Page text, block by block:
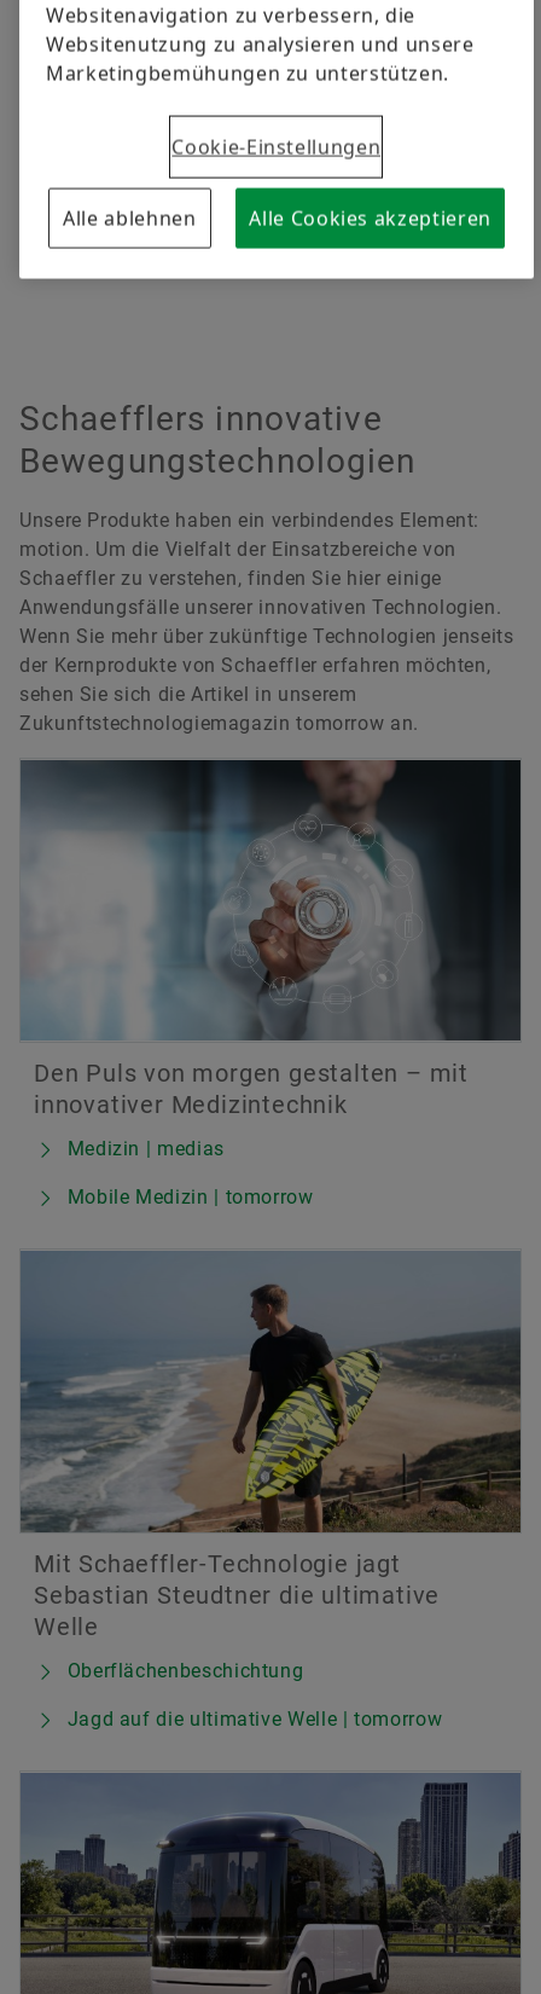
Die folgenden Inhalte sind aufgrund Ihrer
Datenschutzeinstellungen eingeschränkt.
Um die Inhalte zu sehen, aktivieren Sie einfach
hier die Funktionellen Cookies.
Funktionelle Cookies aktivieren
Durch die Aktivierung dieser Option werden die zuvor erteilten
datenschutzrechtlichen Einwilligungen aktualisiert.Lesen Sie
Schaefflers innovative
Bewegungstechnologien
Unsere Produkte haben ein verbindendes Element:
motion. Um die Vielfalt der Einsatzbereiche von
Schaeffler zu verstehen, finden Sie hier einige
Anwendungsfälle unserer innovativen Technologien.
Wenn Sie mehr über zukünftige Technologien jenseits
der Kernprodukte von Schaeffler erfahren möchten,
sehen Sie sich die Artikel in unserem
Zukunftstechnologiemagazin tomorrow an.
Den Puls von morgen gestalten – mit
innovativer Medizintechnik
Medizin | medias
Mobile Medizin | tomorrow
Mit Schaeffler-Technologie jagt
Sebastian Steudtner die ultimative
Welle
Oberflächenbeschichtung
Jagd auf die ultimative Welle | tomorrow
Websitenavigation zu verbessern, die
Websitenutzung zu analysieren und unsere
Marketingbemühungen zu unterstützen.
Cookie-Einstellungen
Alle ablehnen Alle Cookies akzeptieren